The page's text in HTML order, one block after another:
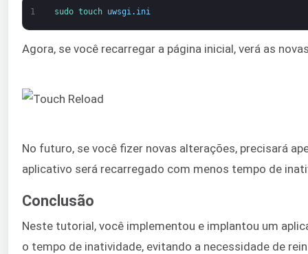
1 sudo touch uwsgi. ini
Agora, se você recarregar a página inicial, verá as
No futuro, se você fizer novas alterações, precisará
aplicativo será recarregado com menos tempo de
Conclusão
Neste tutorial, você implementou e implantou um
o tempo de inatividade, evitando a necessidade de